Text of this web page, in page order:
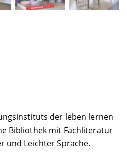
der leben lernen
Bibliothek mit Fachliteratur
und Leichter Sprache.